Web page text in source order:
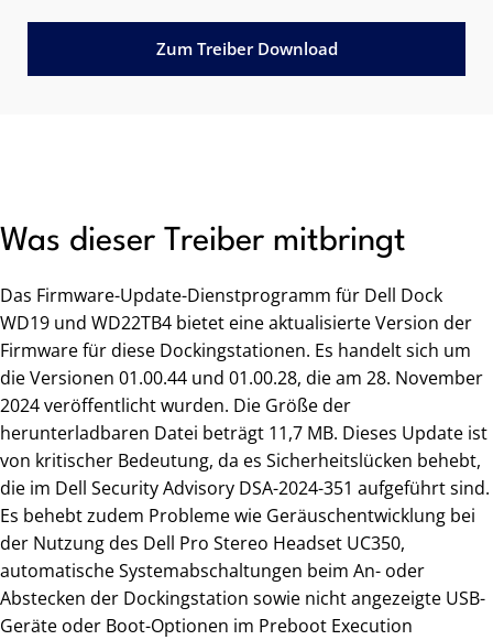
Zum Treiber Download
Was dieser Treiber mitbringt
Das Firmware-Update-Dienstprogramm für Dell Dock
WD19 und WD22TB4 bietet eine aktualisierte Version der
Firmware für diese Dockingstationen. Es handelt sich um
die Versionen 01.00.44 und 01.00.28, die am 28. November
2024 veröffentlicht wurden. Die Größe der
herunterladbaren Datei beträgt 11,7 MB. Dieses Update ist
von kritischer Bedeutung, da es Sicherheitslücken behebt,
die im Dell Security Advisory DSA-2024-351 aufgeführt sind.
Es behebt zudem Probleme wie Geräuschentwicklung bei
der Nutzung des Dell Pro Stereo Headset UC350,
automatische Systemabschaltungen beim An- oder
Abstecken der Dockingstation sowie nicht angezeigte USB-
Geräte oder Boot-Optionen im Preboot Execution